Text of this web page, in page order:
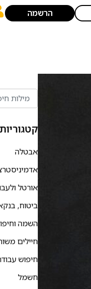
הרשמה
קטגוריות
אבטלה
אורטל
ביטוח,
השמה
חיילים
חיפוש
חשמל